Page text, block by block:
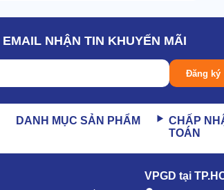
NHẬN TIN KHUYẾN MÃI
Đăng ký
DANH MỤC SẢN PHẨM
CHẤP
TOÁN
VPGD tại